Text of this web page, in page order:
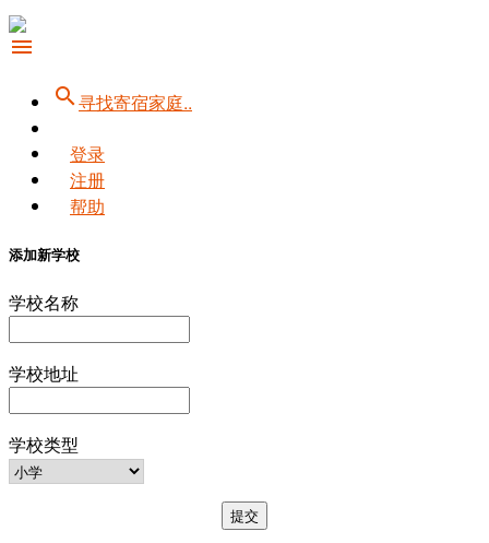
menu
search寻找寄宿家庭..
登录
注册
帮助
添加新学校
学校名称
学校地址
学校类型
提交